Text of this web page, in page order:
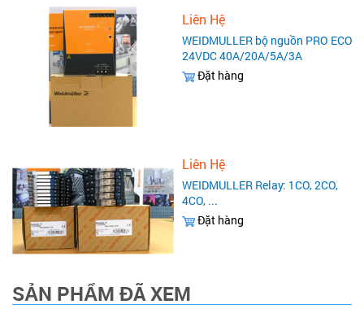
Liên Hệ
WEIDMULLER bộ nguồn PRO ECO
24VDC 40A/20A/5A/3A
Đặt hàng
Liên Hệ
WEIDMULLER Relay: 1CO, 2CO,
4CO, ...
Đặt hàng
SẢN PHẨM ĐÃ XEM